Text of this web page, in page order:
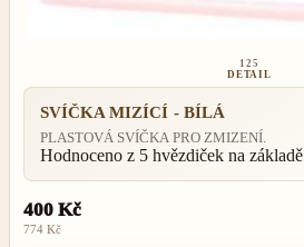
125
DETAIL
SVÍČKA MIZÍCÍ - BÍLÁ
PLASTOVÁ SVÍČKA PRO ZMIZENÍ.
Hodnoceno z 5 hvězdiček na základě
400 Kč
774 Kč